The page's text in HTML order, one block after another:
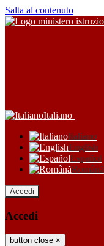
Salta al contenuto
Italiano
Italiano
English
Español
Română
Accedi
Accedi
button close ×